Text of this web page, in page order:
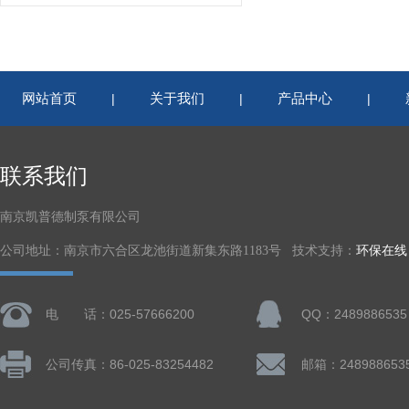
网站首页 | 关于我们 | 产品中心 |
联系我们
南京凯普德制泵有限公司
公司地址：南京市六合区龙池街道新集东路1183号 技术支持： 环保在线
电 话：025-57666200 QQ：2489886535
公司传真：86-025-83254482 邮箱：